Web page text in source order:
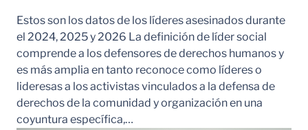
Estos son los datos de los líderes asesinados durante
el 2024, 2025 y 2026 La definición de líder social
comprende a los defensores de derechos humanos y
es más amplia en tanto reconoce como líderes o
lideresas a los activistas vinculados a la defensa de
derechos de la comunidad y organización en una
coyuntura específica,…